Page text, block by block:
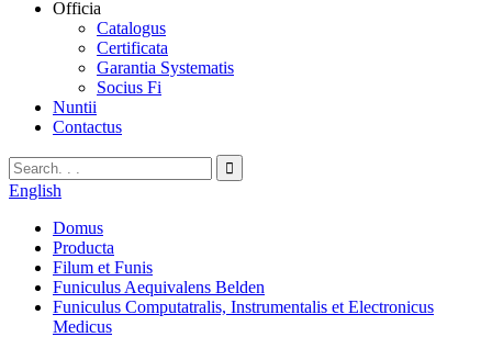
Officia
Catalogus
Certificata
Garantia Systematis
Socius Fi
Nuntii
Contactus
English
Domus
Producta
Filum et Funis
Funiculus Aequivalens Belden
Funiculus Computatralis, Instrumentalis et Electronicus
Medicus